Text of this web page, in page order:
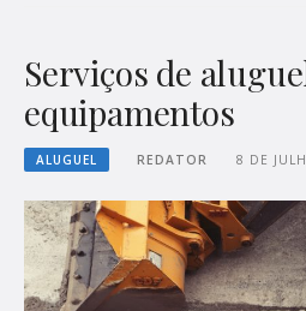
Serviços de
equipamentos
ALUGUEL REDATOR 8 DE